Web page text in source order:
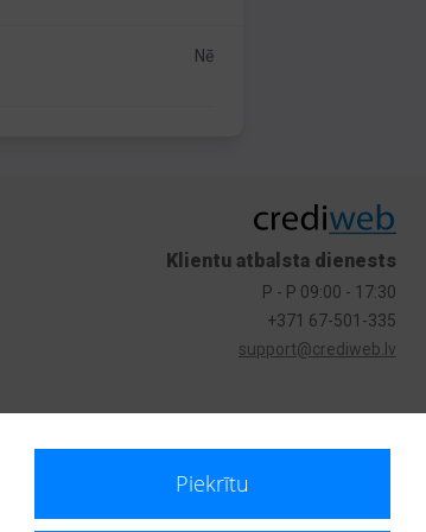
Nē
Klientu atbalsta dienests
P - P 09:00 - 17:30
+371 67-501-335
support@crediweb.lv
Piekrītu